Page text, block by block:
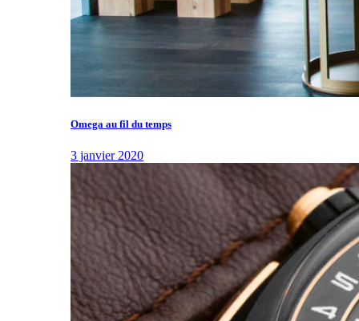
Omega au fil du temps
3 janvier 2020